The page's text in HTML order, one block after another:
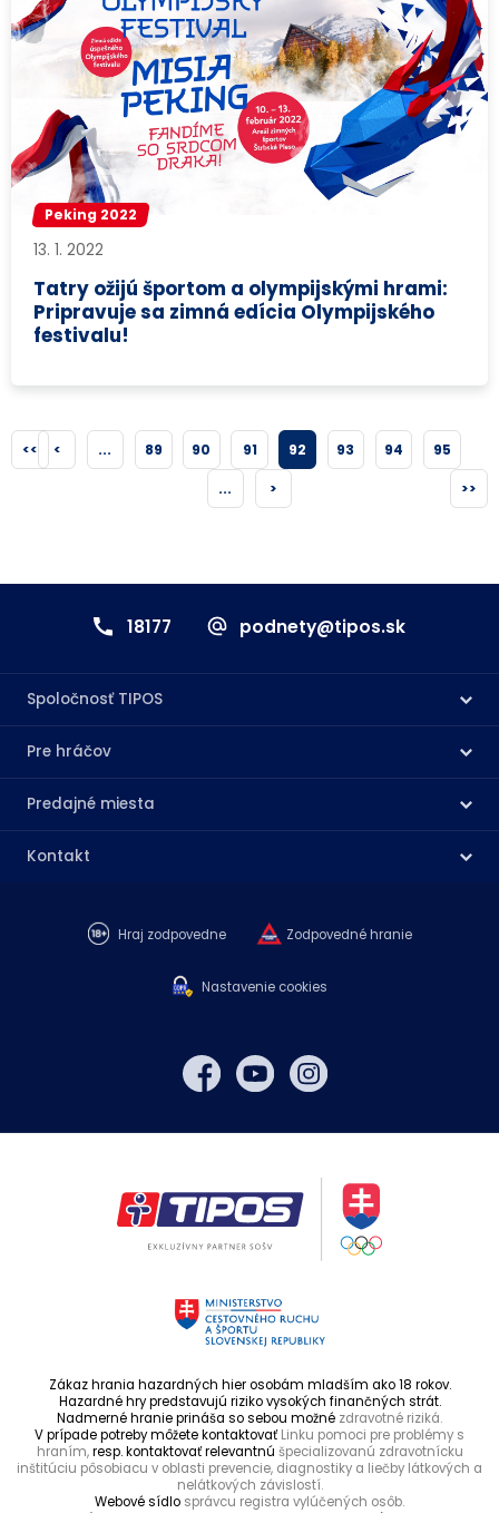
Peking 2022
13. 1. 2022
Tatry ožijú športom a olympijskými hrami:
Pripravuje sa zimná edícia Olympijského
festivalu!
<< < ... 89 90 91 92 93 94 95
... > >>
18177 podnety@tipos.sk
Spoločnosť TIPOS
Pre hráčov
Predajné miesta
Kontakt
Hraj zodpovedne Zodpovedné hranie
Nastavenie cookies
Zákaz hrania hazardných hier osobám mladším ako 18 rokov.
Hazardné hry predstavujú riziko vysokých finančných strát.
Nadmerné hranie prináša so sebou možné zdravotné riziká.
V prípade potreby môžete kontaktovaťLinku pomoci pre problémy s
hraním,resp. kontaktovať relevantnú špecializovanú zdravotnícku
inštitúciu pôsobiacu v oblasti prevencie, diagnostiky a liečby látkových a
nelátkových závislostí.
Webové sídlo správcu registra vylúčených osôb.